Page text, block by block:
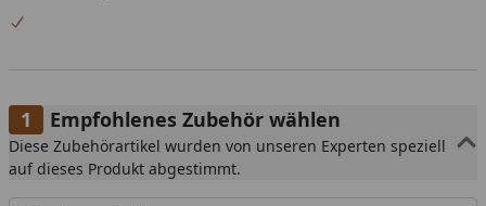
Empfohlenes Zubehör wählen
Diese Zubehörartikel wurden von unseren Experten speziell
auf dieses Produkt abgestimmt.